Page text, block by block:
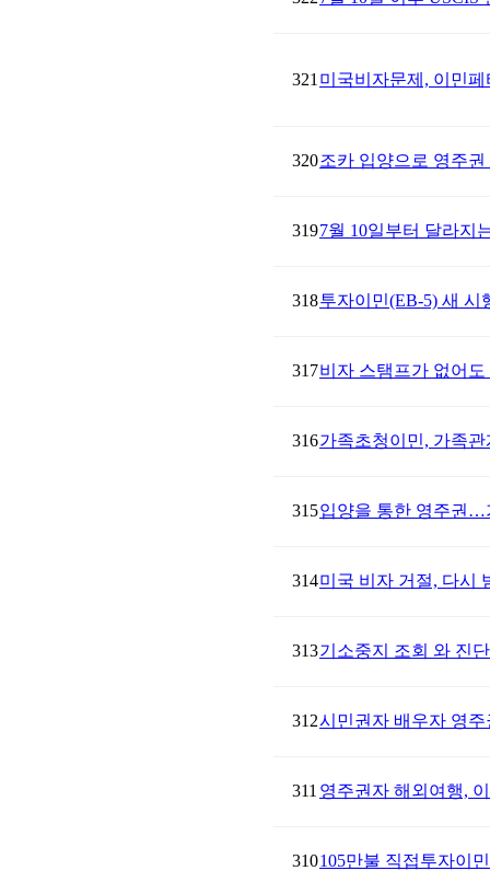
321 미국비자문제, 이민
320조카 입양으로 영주
3197월 10일부터 달라지
318투자이민(EB-5) 새
317비자 스탬프가 없어
316가족초청이민, 가족
315입양을 통한 영주권…
314미국 비자 거절, 다시
313기소중지 조회 와 진
312시민권자 배우자 영
311 영주권자 해외여행,
310105만불 직접투자이